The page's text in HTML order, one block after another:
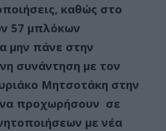
καθώς στο
57 μπλόκων
μην πάνε στην
συνάντηση με τον
Μητσοτάκη στην
να προχωρήσουν σε
με νέα